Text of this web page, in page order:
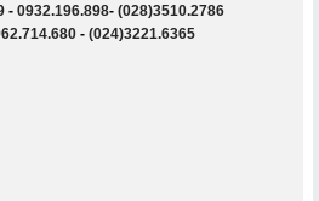
- 0932.196.898- (028)3510.2786
- (024)3221.6365